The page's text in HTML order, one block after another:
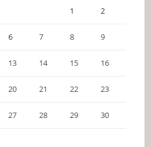
1 2
6 7 8 9
13 14 15 16
20 21 22 23
27 28 29 30